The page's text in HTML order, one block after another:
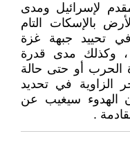
لإسرائيل ومدى
بالإسكات التام
في تحييد جبهة غزة
وكذلك مدى قدرة
الحرب أو حتى حالة
في تحديد
الهدوء سيغيب عن
.